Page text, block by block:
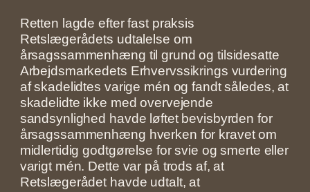
Retten lagde efter fast praksis
Retslægerådets udtalelse om
årsagssammenhæng til grund og tilsidesatte
Arbejdsmarkedets Erhvervssikrings vurdering
af skadelidtes varige mén og fandt således, at
skadelidte ikke med overvejende
sandsynlighed havde løftet bevisbyrden for
årsagssammenhæng hverken for kravet om
midlertidig godtgørelse for svie og smerte eller
varigt mén. Dette var på trods af, at
Retslægerådet havde udtalt, at